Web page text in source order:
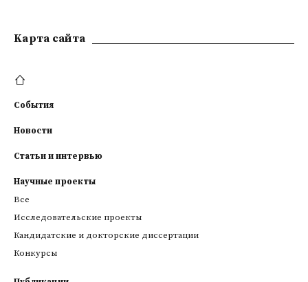
Kарта сайта
События
Новости
Статьи и интервью
Научные проекты
Все
Исследовательские проекты
Кандидатские и докторские диссертации
Конкурсы